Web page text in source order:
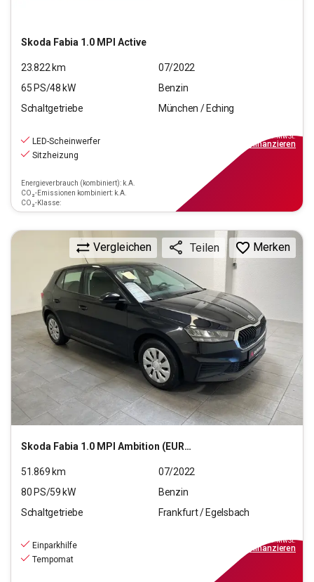
Skoda Fabia 1.0 MPI Active
23.822 km
07/2022
65 PS/48 kW
Benzin
Schaltgetriebe
München / Eching
LED-Scheinwerfer
Sitzheizung
Energieverbrauch (kombiniert): k.A.
CO₂-Emissionen kombiniert: k.A.
CO₂-Klasse:
inkl.MwSt.
finanzieren
Skoda Fabia 1.0 MPI Ambition (EURO 6d)
Vergleichen Teilen Merken
51.869 km
07/2022
80 PS/59 kW
Benzin
Schaltgetriebe
Frankfurt / Egelsbach
Einparkhilfe
Tempomat
inkl.MwSt.
finanzieren